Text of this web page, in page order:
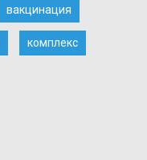
вакцинация
комплекс